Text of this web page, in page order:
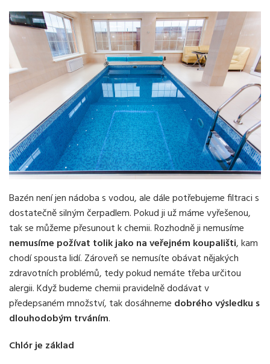
Bazén není jen nádoba s vodou, ale dále potřebujeme filtraci s
dostatečně silným čerpadlem. Pokud ji už máme vyřešenou,
tak se můžeme přesunout k chemii. Rozhodně ji nemusíme
nemusíme požívat tolik jako na veřejném koupališti, kam
chodí spousta lidí. Zároveň se nemusíte obávat nějakých
zdravotních problémů, tedy pokud nemáte třeba určitou
alergii. Když budeme chemii pravidelně dodávat v
předepsaném množství, tak dosáhneme dobrého výsledku s
dlouhodobým trváním.
Chlór je základ